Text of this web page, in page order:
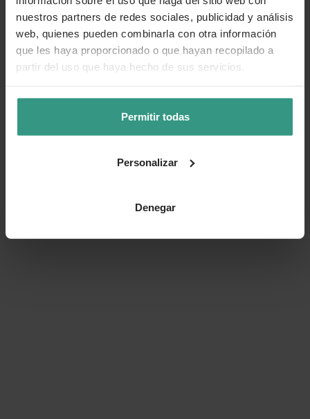
nuestros partners de redes sociales, publicidad y análisis
web, quienes pueden combinarla con otra información
que les haya proporcionado o que hayan recopilado a
partir del uso que haya hecho de sus servicios.
Permitir todas
Personalizar
Denegar